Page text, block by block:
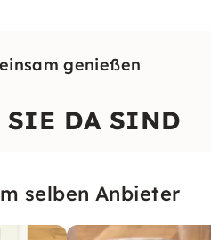
genießen
SIE DA SIND
selben Anbieter